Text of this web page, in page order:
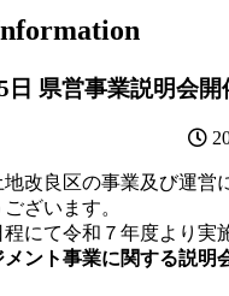
日 県営事業説明会開
地改良区の事業及び運営
ざいます。
にて令和７年度より実
ント事業に関する説明